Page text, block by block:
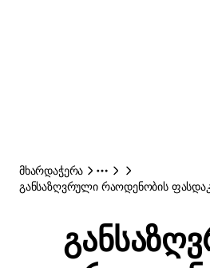
მხარდაჭერა
განსაზღვრული რაოდენობის